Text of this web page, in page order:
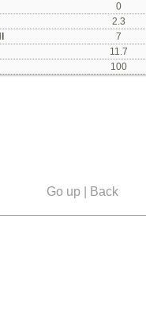
0
2.3
7
11.7
100
Go up | Back